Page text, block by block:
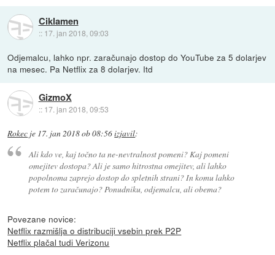
Ciklamen
:: 17. jan 2018, 09:03
Odjemalcu, lahko npr. zaračunajo dostop do YouTube za 5 dolarjev
na mesec. Pa Netflix za 8 dolarjev. Itd
GizmoX
:: 17. jan 2018, 09:53
Rokec je 17. jan 2018 ob 08:56izjavil:
Ali kdo ve, kaj točno ta ne-nevtralnost pomeni? Kaj pomeni
omejitev dostopa? Ali je samo hitrostna omejitev, ali lahko
popolnoma zaprejo dostop do spletnih strani? In komu lahko
potem to zaračunajo? Ponudniku, odjemalcu, ali obema?
Povezane novice:
Netflix razmišlja o distribuciji vsebin prek P2P
Netflix plačal tudi Verizonu